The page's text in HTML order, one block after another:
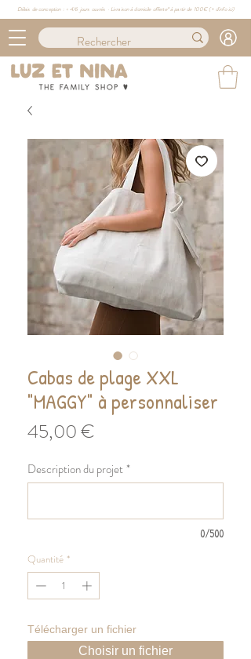
Délais de conception : ≈ 4/6 jours ouvrés · Livraison à domicile offerte* à partir de 100€ (+ d'info ici)
Cabas de plage XXL
"MAGGY" à personnaliser
45,00 €
Description du projet*
0/500
Quantité *
Télécharger un fichier
Choisir un fichier